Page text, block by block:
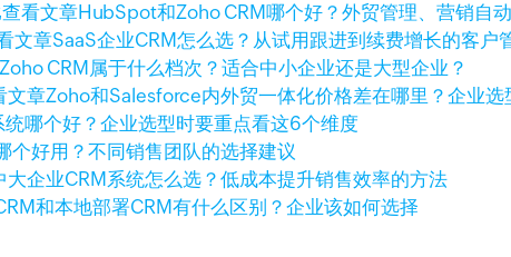
查看文章HubSpot和Zoho CRM哪个好？外贸管理、营销自
文章SaaS企业CRM怎么选？从试用跟进到续费增长的客户
Zoho CRM属于什么档次？适合中小企业还是大型企业？
文章Zoho和Salesforce内外贸一体化价格差在哪里？企业选
统哪个好？企业选型时要重点看这6个维度
个好用？不同销售团队的选择建议
大企业CRM系统怎么选？低成本提升销售效率的方法
和本地部署CRM有什么区别？企业该如何选择